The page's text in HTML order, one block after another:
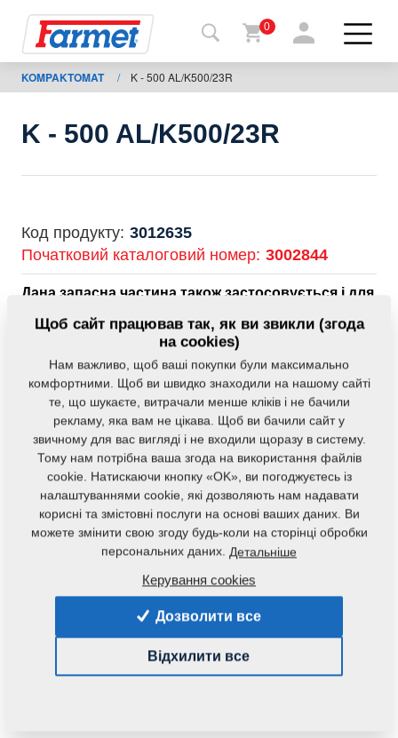
Назад
на
Farmet
Мої
машини
Завантаження
0
KOMPAKTOMAT / K - 500 AL/K500/23R
K - 500 AL/K500/23R
Код продукту: 3012635
Початковий каталоговий номер: 3002844
Дана запасна частина також застосовується і для
Маса: 476,9290 Кг
Щоб сайт працював так, як ви звикли (згода
на cookies)
Нам важливо, щоб ваші покупки були максимально
комфортними. Щоб ви швидко знаходили на нашому сайті
те, що шукаєте, витрачали менше кліків і не бачили
рекламу, яка вам не цікава. Щоб ви бачили сайт у
звичному для вас вигляді і не входили щоразу в систему.
Тому нам потрібна ваша згода на використання файлів
cookie. Натискаючи кнопку «OK», ви погоджуєтесь із
налаштуваннями cookie, які дозволяють нам надавати
корисні та змістовні послуги на основі ваших даних. Ви
можете змінити свою згоду будь-коли на сторінці обробки
персональних даних. Детальніше
Керування cookies
Дозволити все
Відхилити все